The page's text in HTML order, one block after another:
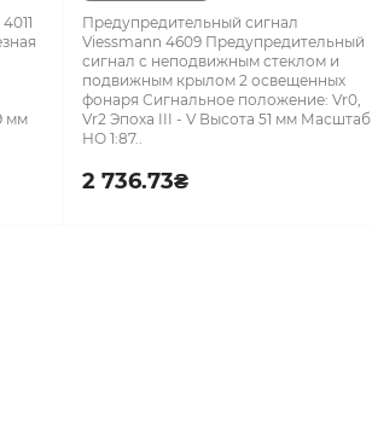
мм
Предупредительный сигнал
Viessmann 4609 Предупредительный
сигнал с неподвижным стеклом и
подвижным крылом 2 освещенных
фонаря Сигнальное положение: Vr0,
Vr2 Эпоха III - V Высота 51 мм Масштаб
НО 1:87..
2 736.73₴